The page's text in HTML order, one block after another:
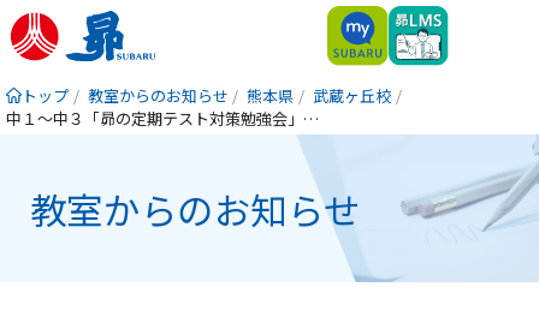
トップ 教室からのお知らせ 熊本県
武蔵ヶ丘校
中１〜中３「昴の定期テスト対策勉強会」受付中！
教室からのお知らせ